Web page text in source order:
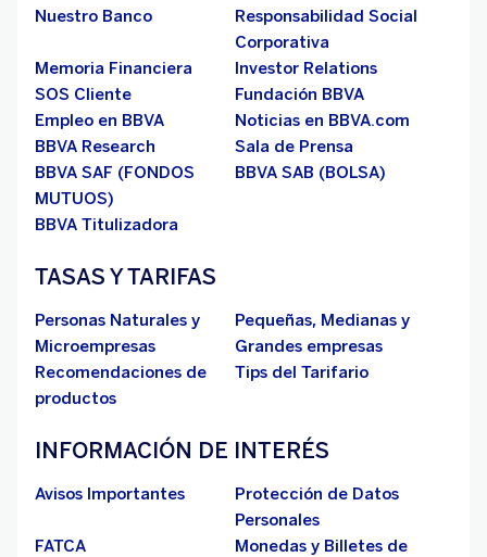
Nuestro Banco
Responsabilidad Social
Corporativa
Memoria Financiera
Investor Relations
SOS Cliente
Fundación BBVA
Empleo en BBVA
Noticias en BBVA.com
BBVA Research
Sala de Prensa
BBVA SAF (FONDOS
MUTUOS)
BBVA SAB (BOLSA)
BBVA Titulizadora
TASAS Y TARIFAS
Personas Naturales y
Microempresas
Pequeñas, Medianas y
Grandes empresas
Recomendaciones de
productos
Tips del Tarifario
INFORMACIÓN DE INTERÉS
Avisos Importantes
Protección de Datos
Personales
FATCA
Monedas y Billetes de